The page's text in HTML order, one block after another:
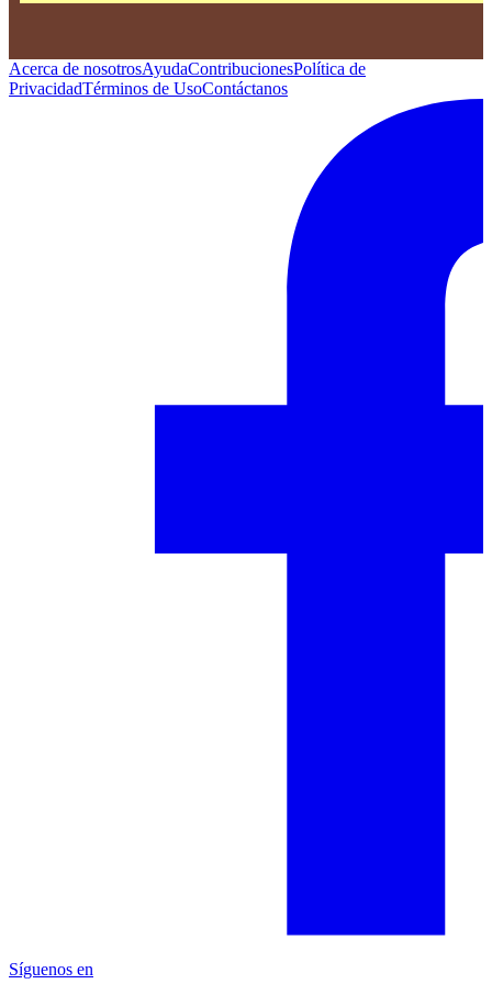
Acerca de nosotrosAyudaContribucionesPolítica de
PrivacidadTérminos de UsoContáctanos
Síguenos en